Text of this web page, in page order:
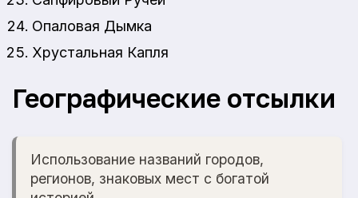
Опаловая Дымка
Хрустальная Капля
Географические отсылки
Использование названий городов,
регионов, знаковых мест с богатой